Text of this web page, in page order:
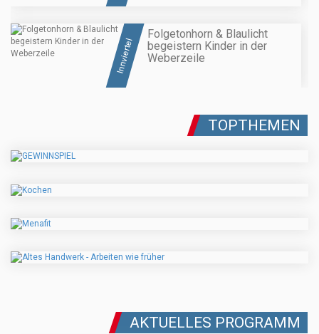
Innviertel
Folgetonhorn & Blaulicht
begeistern Kinder in der
Weberzeile
TOPTHEMEN
AKTUELLES PROGRAMM